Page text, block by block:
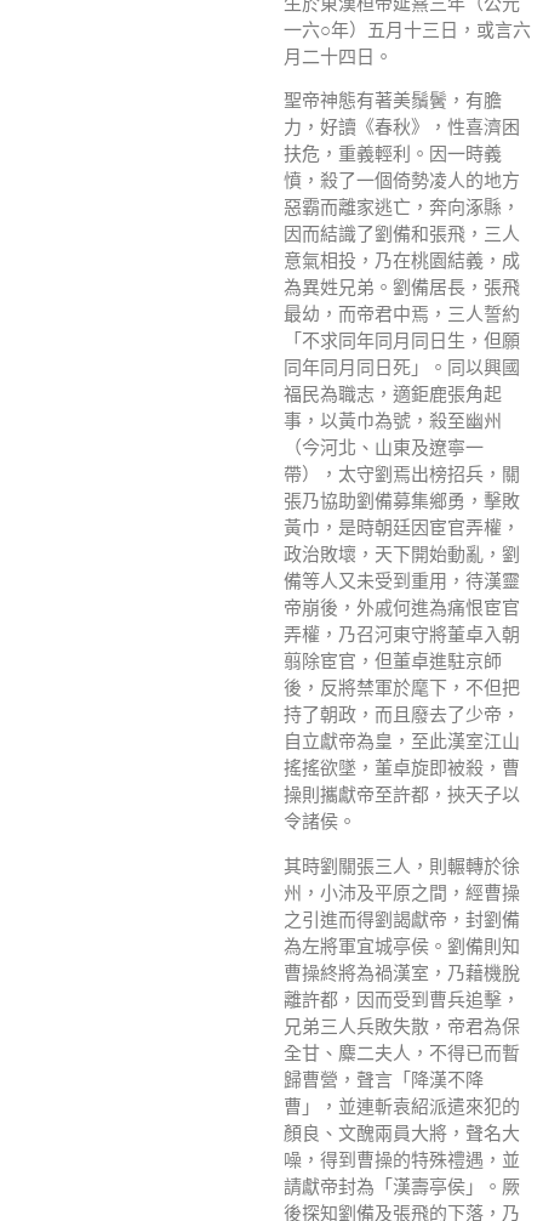
一六○年）五月十三日，或言六
月二十四日。
聖帝神態有著美鬚鬢，有膽
力，好讀《春秋》，性喜濟困
扶危，重義輕利。因一時義
憤，殺了一個倚勢凌人的地方
惡霸而離家逃亡，奔向涿縣，
因而結識了劉備和張飛，三人
意氣相投，乃在桃園結義，成
為異姓兄弟。劉備居長，張飛
最幼，而帝君中焉，三人誓約
「不求同年同月同日生，但願
同年同月同日死」。同以興國
福民為職志，適鉅鹿張角起
事，以黃巾為號，殺至幽州
（今河北、山東及遼寧一
帶），太守劉焉出榜招兵，關
張乃協助劉備募集鄉勇，擊敗
黃巾，是時朝廷因宦官弄權，
政治敗壞，天下開始動亂，劉
備等人又未受到重用，待漢靈
帝崩後，外戚何進為痛恨宦官
弄權，乃召河東守將董卓入朝
翦除宦官，但董卓進駐京師
後，反將禁軍於麾下，不但把
持了朝政，而且廢去了少帝，
自立獻帝為皇，至此漢室江山
搖搖欲墜，董卓旋即被殺，曹
操則攜獻帝至許都，挾天子以
令諸侯。
其時劉關張三人，則輾轉於徐
州，小沛及平原之間，經曹操
之引進而得劉謁獻帝，封劉備
為左將軍宜城亭侯。劉備則知
曹操終將為禍漢室，乃藉機脫
離許都，因而受到曹兵追擊，
兄弟三人兵敗失散，帝君為保
全甘、麋二夫人，不得已而暫
歸曹營，聲言「降漢不降
曹」，並連斬袁紹派遣來犯的
顏良、文醜兩員大將，聲名大
噪，得到曹操的特殊禮遇，並
請獻帝封為「漢壽亭侯」。厥
後探知劉備及張飛的下落，乃